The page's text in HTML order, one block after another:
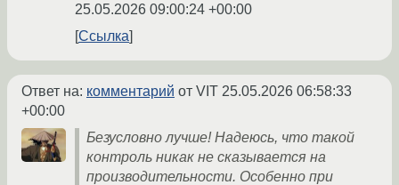
25.05.2026 09:00:24 +00:00
Ссылка
Ответ на: комментарий от VIT 25.05.2026 06:58:33
+00:00
Безусловно лучше! Надеюсь, что такой
контроль никак не сказывается на
производительности. Особенно при